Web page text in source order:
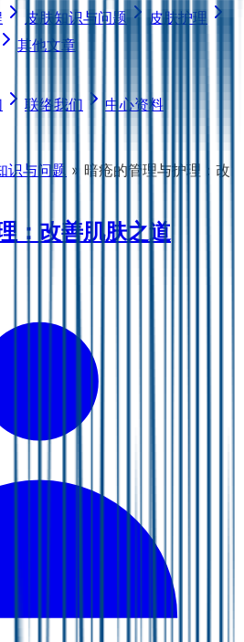
皮肤知识与问题
皮肤护理
其他文章
联络我们
中心资料
识与问题 » 暗疮的管理与护理：改
：改善肌肤之道